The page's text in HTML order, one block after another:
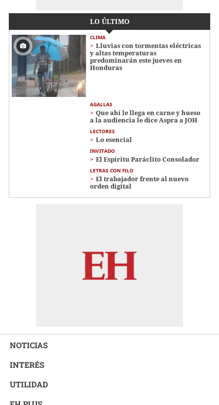
LO ÚLTIMO
CLIMA
Lluvias con tormentas eléctricas
y altas temperaturas
predominarán este jueves en
Honduras
AGALLAS
Que ahí le llega en carne y hueso
a la audiencia le dice Aspra a JOH
LECTORES
Lo esencial
INVITADO
El Espíritu Paráclito Consolador
LETRAS CON FILO
El trabajador frente al nuevo
orden digital
NOTICIAS
INTERÉS
UTILIDAD